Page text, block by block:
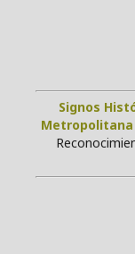
Signos
Metropolitana